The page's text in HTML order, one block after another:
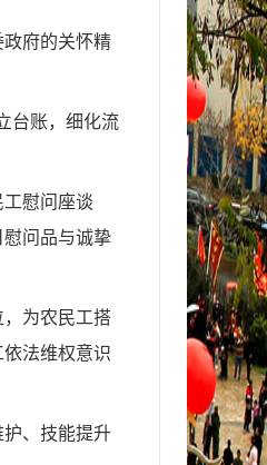
府的关怀精
台账，细化流
慰问座谈
问品与诚挚
为农民工搭
法维权意识
、技能提升